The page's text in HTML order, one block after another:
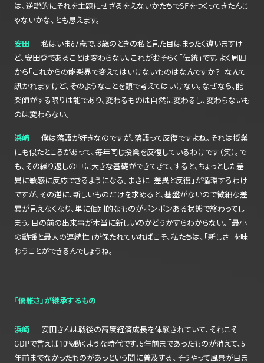
は、逆説的にそれを主題にせざるをえないかたちでSFをつくってきたんじ
ゃないかな、とも思えます。
安田
私はいま67歳で、3歳のときの私と見た目はまったく違いますけ
ど、安田登であることは変わらない。これがおそらく「伝統」です。よく周囲
から「これからの能楽界で変えてはいけないものはなんですか？」なんて
訊かれますけど、そのようなことを頭で考えてはいけない。なぜなら、能
楽師がする限りは能であり、変わるものは自然に変わるし、変わらないも
のは変わらない。
浜崎
僕は落語が好きなのですが、落語って反復ですよね。それは授業
にも似たところがあって、毎年同じ授業を反復しているわけです（笑）。で
も、その繰り返しの中に大きな基礎ができてきて、すると、ちょっとした差
異に敏感に反応できるようになる。まさに「差異と反復」が循環するわけ
ですが、その逆に、新しいものだけを求めると、基盤がないので微細な差
異が見えなくなり、単に個別的なものがポンポンある状態で終わってし
まう。目の前の出来事が本当に新しいのかどうかすらわからない。「最小
の動揺と最大の連続性」が保たれていればこそ、私たちは、「新しさ」を味
わうことができるんでしょうね。
「優雅さ」が継承するもの
浜崎
安田さんは戦後の高度経済成長を体験されていて、それこそ
GDPで言えば10%動くような時代です。5年前まであったものが消えて、5
年前までなかったものがあっという間に普及する、そうやって風景が目ま